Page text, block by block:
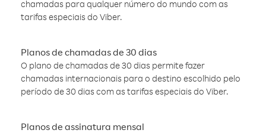
chamadas para qualquer número do mundo com as
tarifas especiais do Viber.
Planos de chamadas de 30 dias
O plano de chamadas de 30 dias permite fazer
chamadas internacionais para o destino escolhido pelo
período de 30 dias com as tarifas especiais do Viber.
Planos de assinatura mensal